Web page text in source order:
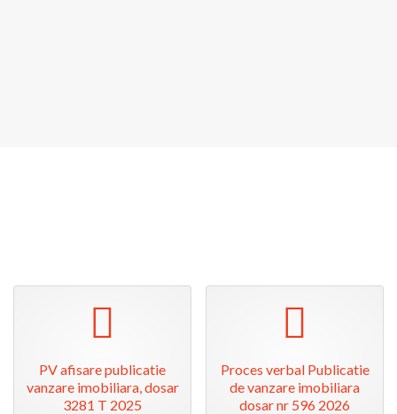
PV afisare publicatie
vanzare imobiliara, dosar
3281 T 2025
Proces verbal Publicatie
de vanzare imobiliara
dosar nr 596 2026